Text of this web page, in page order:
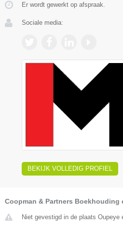
Er wordt gewerkt op afspraak.
Sociale media:
BEKIJK VOLLEDIG PROFIEL
Coopman & Partners
Niet gevestigd in de plaats Oupeye